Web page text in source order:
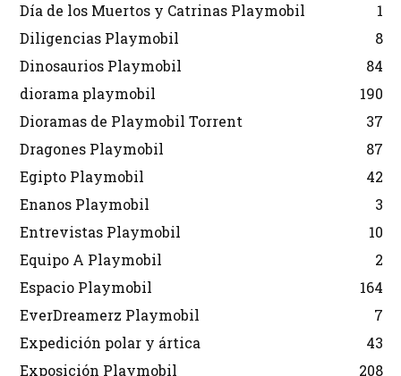
Día de los Muertos y Catrinas Playmobil
1
Diligencias Playmobil
8
Dinosaurios Playmobil
84
diorama playmobil
190
Dioramas de Playmobil Torrent
37
Dragones Playmobil
87
Egipto Playmobil
42
Enanos Playmobil
3
Entrevistas Playmobil
10
Equipo A Playmobil
2
Espacio Playmobil
164
EverDreamerz Playmobil
7
Expedición polar y ártica
43
Exposición Playmobil
208